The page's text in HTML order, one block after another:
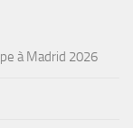
à Madrid 2026